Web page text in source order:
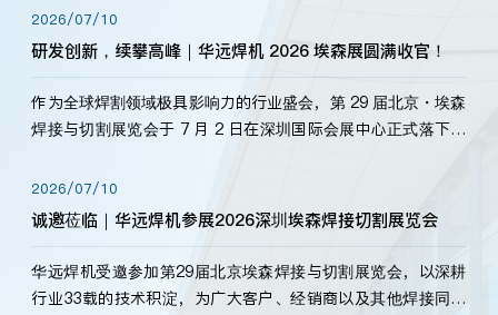
2026/07/10
研发创新，续攀高峰｜华远焊机 2026 埃森展圆满收官！
作为全球焊割领域极具影响力的行业盛会，第 29 届北京・埃森
焊接与切割展览会于 7 月 2 日在深圳国际会展中心正式落下帷
标准，持之以恒研发新产品、新技术。新老客户、行业伙伴、
海内外客户为目睹公司发布的新产…
2026/07/10
诚邀莅临｜华远焊机参展2026深圳埃森焊接切割展览会
华远焊机受邀参加第29届北京埃森焊接与切割展览会，以深耕
行业33载的技术积淀，为广大客户、经销商以及其他焊接同仁